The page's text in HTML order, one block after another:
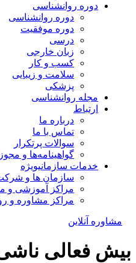
دوره روانشناسی
دوره روانشناسی
دوره موفقیت
درسی
زبان خارجی
کسب و کار
سلامت و زیبایی
پزشکی
مجله روانشناسی
ارتباط
درباره ما
تماس با ما
سوالات پرتکرار
گواهینامه‌ها و
خدمات سازمانیویژه
سازمان ها و
مراکز آموزشی و
مراکز مشاوره و
مشاوره آنلاین
بیش فعالی